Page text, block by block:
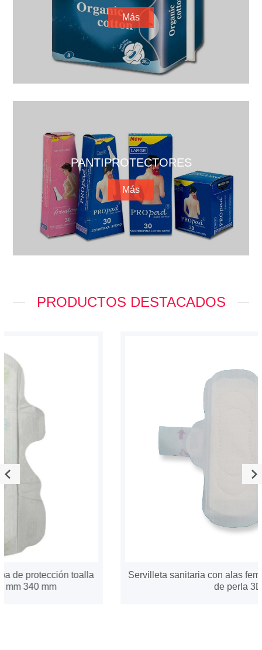
Más
Servilleta sanitaria con alas femeninas con superficie